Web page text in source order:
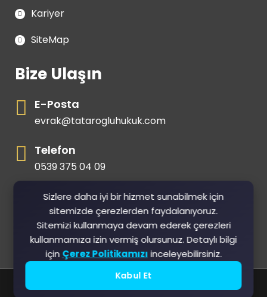
Kariyer
SiteMap
Bize Ulaşın
E-Posta
evrak@tatarogluhukuk.com
Telefon
0539 375 04 09
Gsm
0539 375 04 09
2026 Tüm Hakları Saklıdır. |İşteWeb
Sizlere daha iyi bir hizmet sunabilmek için
sitemizde çerezlerden faydalanıyoruz.
Sitemizi kullanmaya devam ederek çerezleri
kullanmamıza izin vermiş olursunuz. Detaylı bilgi
için Çerez Politikamızıinceleyebilirsiniz.
Kabul Et